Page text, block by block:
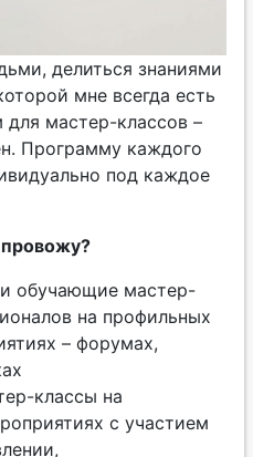
делиться знаниями
мне всегда есть
для мастер-классов –
Программу каждого
под каждое
обучающие мастер-
на профильных
– форумах,
классы на
с участием